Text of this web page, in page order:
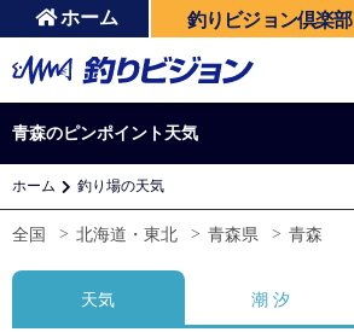
ホーム 釣りビジョン倶楽部
青森のピンポイント天気
ホーム 釣り場の天気
全国 北海道・東北 青森県 青森
天気 潮 汐